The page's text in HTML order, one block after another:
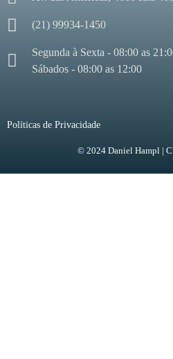
(21) 99934-1450
Segunda à Sexta - 08:00 as
Sábados - 08:00 as 12:00
Políticas de Privacidade
© 2024 Daniel Hampl |